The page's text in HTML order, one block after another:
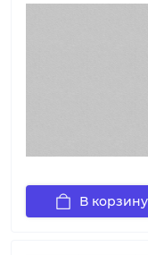
В корзину